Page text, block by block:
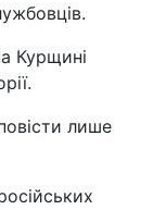
Курщині
лише